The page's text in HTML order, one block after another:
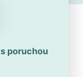
poruchou